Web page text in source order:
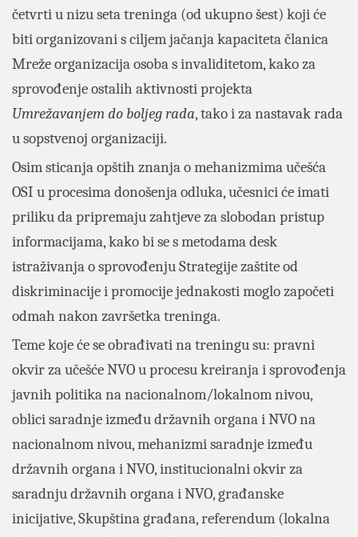
četvrti u nizu seta treninga (od ukupno šest) koji će
biti organizovani s ciljem jačanja kapaciteta članica
Mreže organizacija osoba s invaliditetom, kako za
sprovođenje ostalih aktivnosti projekta
Umrežavanjem do boljeg rada, tako i za nastavak rada
u sopstvenoj organizaciji.
Osim sticanja opštih znanja o mehanizmima učešća
OSI u procesima donošenja odluka, učesnici će imati
priliku da pripremaju zahtjeve za slobodan pristup
informacijama, kako bi se s metodama desk
istraživanja o sprovođenju Strategije zaštite od
diskriminacije i promocije jednakosti moglo započeti
odmah nakon završetka treninga.
Teme koje će se obrađivati na treningu su: pravni
okvir za učešće NVO u procesu kreiranja i sprovođenja
javnih politika na nacionalnom/lokalnom nivou,
oblici saradnje između državnih organa i NVO na
nacionalnom nivou, mehanizmi saradnje između
državnih organa i NVO, institucionalni okvir za
saradnju državnih organa i NVO, građanske
inicijative, Skupština građana, referendum (lokalna